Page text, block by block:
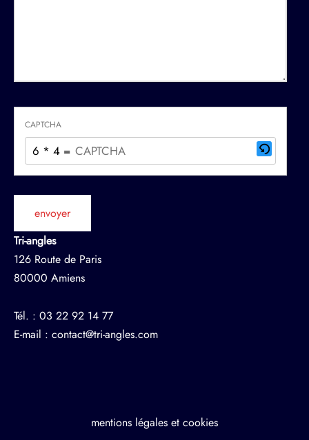
CAPTCHA
6 * 4 = ?
Ce
CAPTCHA
permet
de
vérifier
que
vous
bien
un
Tri-angles
126 Route de Paris
80000 Amiens
Tél. : 03 22 92 14 77
E-mail : contact@tri-angles.com
mentions légales et cookies